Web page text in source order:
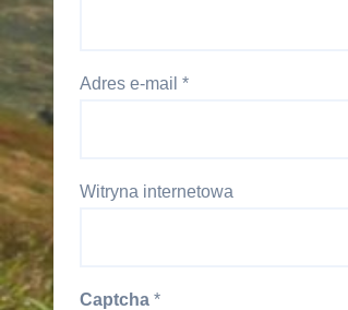
Adres e-mail *
Witryna internetowa
Captcha *